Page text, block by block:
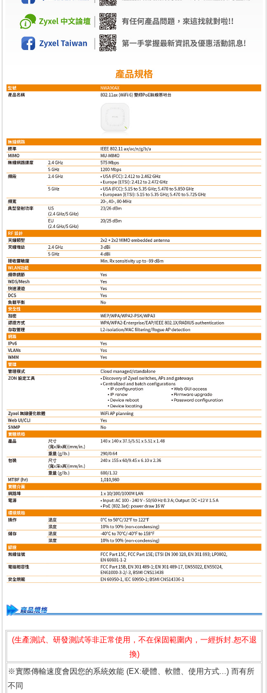
(生產測試、研發測試等非正常使用，不在保固範圍內，一經拆封.恕不退
換)
※實際傳輸速度會因您的系統效能 (EX:硬體、軟體、使用方式...) 而有所
不同